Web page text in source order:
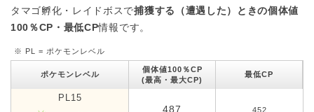
タマゴ孵化・レイドボスで捕獲する（遭遇した）ときの個体値
100％CP・最低CP情報です。
※ PL = ポケモンレベル
ポケモンレベル
個体値100％CP
(最高・最大CP)
最低CP
PL15
487 452